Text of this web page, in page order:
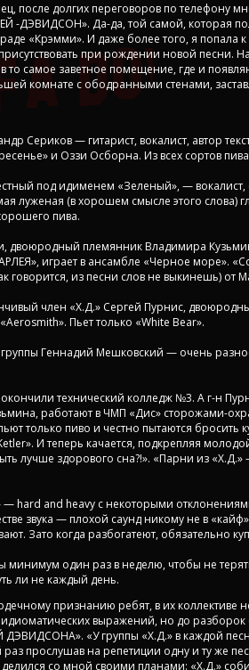
после долгих переговоров по телефону
-ДЭВИДСОН». Да-да, той самой, которая
«Крэмми». И даже более того, я попала
при рождении новой песни.
то самое заветное помещение, где и
комнате с ободранными стенами,
Сериков — гитарист, вокалист, автор
и Оззи Осборна. Из всех сортов
под идименем «Зеленый», —
луженая (в хорошем смысле этого слова)
пива.
двоюродный племянник Владимира
играет в ансамбле «Черное море».
говорится, из песни слов не выкинешь)
член «Х.Д.» Сергей Пурнис,
Пьет только «White Bear».
группы Геннадий Мешковский — очень
технический колледж №3. А г-н
работают в ЧМП «Дис» сторожами-
только пиво и честно пытаются
И теперь качается, подкрепляя
лучше здорового сна?!». «Парни из
hard and heavy с некоторыми
звука — плохой саунд никому не в
Зато когда разбогатеют, обязательно
минимум один раз в неделю, чтобы не
ли не каждый день.
признанию ребят, в их коллективе
выражений, но до
«У группы «Х.Д.» в каждой
прослушав на репетиции одну и ту же
со мной своими планами: «X.Д.»